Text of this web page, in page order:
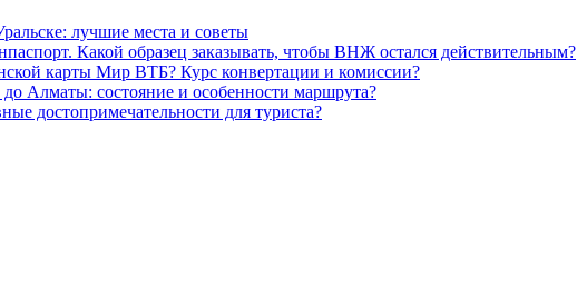
лучшие места и советы
Какой образец заказывать, чтобы ВНЖ остался действительным?
карты Мир ВТБ? Курс конвертации и комиссии?
Алматы: состояние и особенности маршрута?
достопримечательности для туриста?